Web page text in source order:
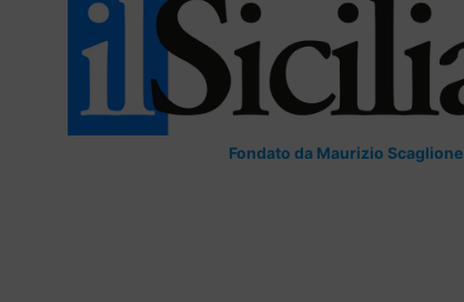
Fondato da Maurizio Scaglione